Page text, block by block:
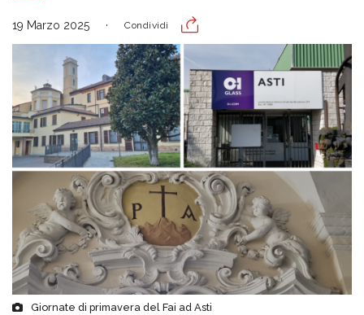
19 Marzo 2025 Condividi
Giornate di primavera del Fai ad Asti